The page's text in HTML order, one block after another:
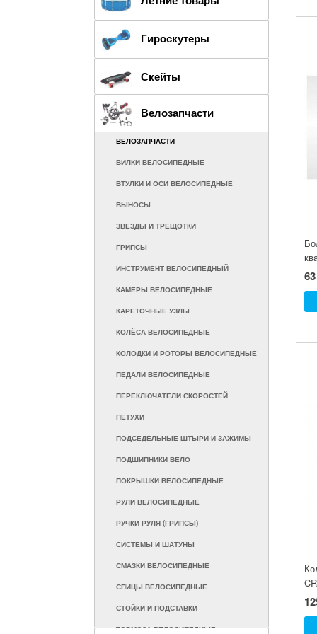
ЭЛЕКТРОМОБИЛИ
ГИРОСКУТЕРЫ
БАССЕЙНЫ И АКСЕССУАРЫ
НАДУВНАЯ МЕБЕЛЬ
АКСЕССУАРЫ
НАДУВНЫЕ ИГРОВЫЕ ЦЕНТРЫ И ИГРУШКИ
Гироскутеры
10" КОЛЕСО
8" КОЛЕСО
Скейты
Велозапчасти
ВЕЛОЗАПЧАСТИ
ВИЛКИ ВЕЛОСИПЕДНЫЕ
ВТУЛКИ И ОСИ ВЕЛОСИПЕДНЫЕ
ВЫНОСЫ
ЗВЕЗДЫ И ТРЕЩОТКИ
ГРИПСЫ
ИНСТРУМЕНТ ВЕЛОСИПЕДНЫЙ
КАМЕРЫ ВЕЛОСИПЕДНЫЕ
КАРЕТОЧНЫЕ УЗЛЫ
КОЛЁСА ВЕЛОСИПЕДНЫЕ
КОЛОДКИ И РОТОРЫ ВЕЛОСИПЕДНЫЕ
ПЕДАЛИ ВЕЛОСИПЕДНЫЕ
ПЕРЕКЛЮЧАТЕЛИ СКОРОСТЕЙ
ПЕТУХИ
ПОДСЕДЕЛЬНЫЕ ШТЫРИ И ЗАЖИМЫ
ПОДШИПНИКИ ВЕЛО
ПОКРЫШКИ ВЕЛОСИПЕДНЫЕ
РУЛИ ВЕЛОСИПЕДНЫЕ
РУЧКИ РУЛЯ (ГРИПСЫ)
СИСТЕМЫ И ШАТУНЫ
СМАЗКИ ВЕЛОСИПЕДНЫЕ
СПИЦЫ ВЕЛОСИПЕДНЫЕ
СТОЙКИ И ПОДСТАВКИ
ТОРМОЗА ВЕЛОСИПЕДНЫЕ